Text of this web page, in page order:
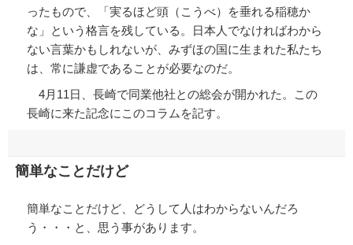
ったもので、「実るほど頭（こうべ）を垂れる稲穂か
な」という格言を残している。日本人でなければわから
ない言葉かもしれないが、みずほの国に生まれた私たち
は、常に謙虚であることが必要なのだ。
4月11日、長崎で同業他社との総会が開かれた。この
長崎に来た記念にこのコラムを記す。
簡単なことだけど
簡単なことだけど、どうして人はわからないんだろ
う・・・と、思う事があります。